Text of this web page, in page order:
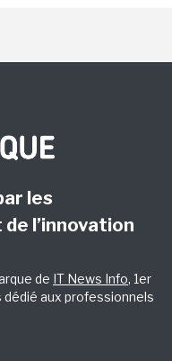
les
l’innovation
de IT News Info, 1er
aux professionnels